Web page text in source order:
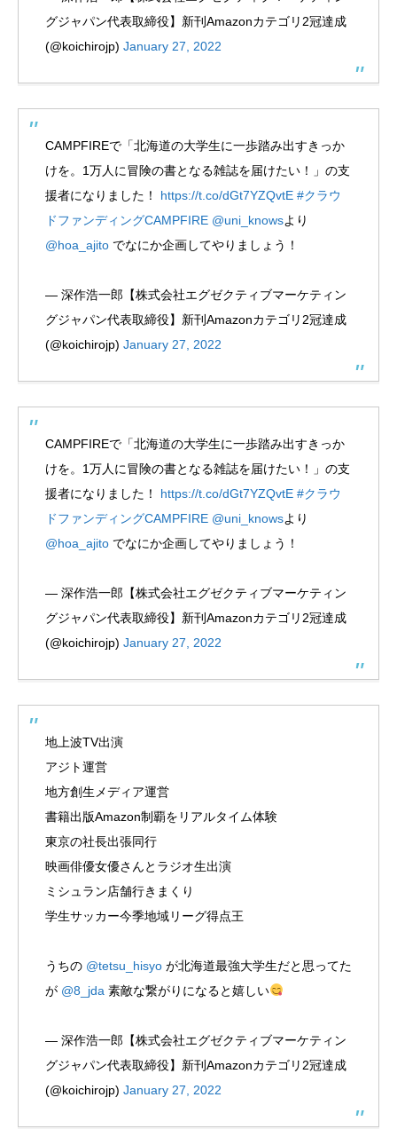
グジャパン代表取締役】新刊Amazonカテゴリ2冠達成
(@koichirojp) January 27, 2022
CAMPFIREで「北海道の大学生に一歩踏み出すきっか
けを。1万人に冒険の書となる雑誌を届けたい！」の支
援者になりました！ https://t.co/dGt7YZQvtE #クラウ
ドファンディングCAMPFIRE @uni_knowsより
@hoa_ajito でなにか企画してやりましょう！
— 深作浩一郎【株式会社エグゼクティブマーケティン
グジャパン代表取締役】新刊Amazonカテゴリ2冠達成
(@koichirojp) January 27, 2022
CAMPFIREで「北海道の大学生に一歩踏み出すきっか
けを。1万人に冒険の書となる雑誌を届けたい！」の支
援者になりました！ https://t.co/dGt7YZQvtE #クラウ
ドファンディングCAMPFIRE @uni_knowsより
@hoa_ajito でなにか企画してやりましょう！
— 深作浩一郎【株式会社エグゼクティブマーケティン
グジャパン代表取締役】新刊Amazonカテゴリ2冠達成
(@koichirojp) January 27, 2022
地上波TV出演
アジト運営
地方創生メディア運営
書籍出版Amazon制覇をリアルタイム体験
東京の社長出張同行
映画俳優女優さんとラジオ生出演
ミシュラン店舗行きまくり
学生サッカー今季地域リーグ得点王
うちの @tetsu_hisyo が北海道最強大学生だと思ってた
が @8_jda 素敵な繋がりになると嬉しい
— 深作浩一郎【株式会社エグゼクティブマーケティン
グジャパン代表取締役】新刊Amazonカテゴリ2冠達成
(@koichirojp) January 27, 2022